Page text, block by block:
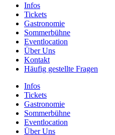
Infos
Tickets
Gastronomie
Sommerbühne
Eventlocation
Über Uns
Kontakt
Häufig gestellte Fragen
Infos
Tickets
Gastronomie
Sommerbühne
Eventlocation
Über Uns